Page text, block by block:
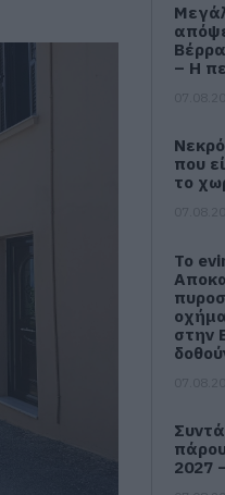
– Η
που
το
Το
στην
2027